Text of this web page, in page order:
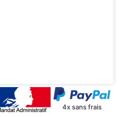
4x sans frais